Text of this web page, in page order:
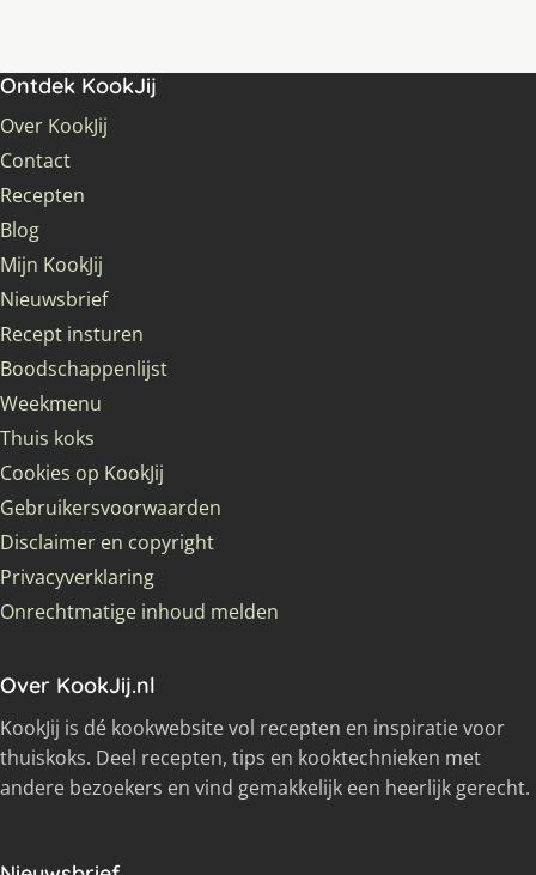
Ontdek KookJij
Over KookJij
Contact
Recepten
Blog
Mijn KookJij
Nieuwsbrief
Recept insturen
Boodschappenlijst
Weekmenu
Thuis koks
Cookies op KookJij
Gebruikersvoorwaarden
Disclaimer en copyright
Privacyverklaring
Onrechtmatige inhoud melden
Over KookJij.nl
KookJij is dé kookwebsite vol recepten en inspiratie voor
thuiskoks. Deel recepten, tips en kooktechnieken met
andere bezoekers en vind gemakkelijk een heerlijk gerecht.